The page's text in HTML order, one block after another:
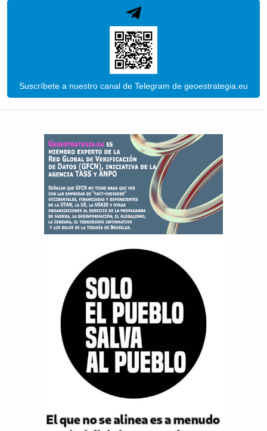
Suscríbete a nuestro canal de Telegram de geoestrategia.eu